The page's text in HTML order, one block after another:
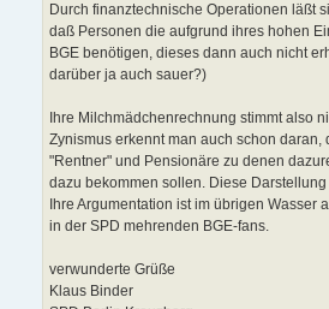
Durch finanztechnische Operationen läßt
daß Personen die aufgrund ihres hohen
BGE benötigen, dieses dann auch nicht
darüber ja auch sauer?)
Ihre Milchmädchenrechnung stimmt also
Zynismus erkennt man auch schon daran,
"Rentner" und Pensionäre zu denen
dazu bekommen sollen. Diese
Ihre Argumentation ist im übrigen Wasser
in der SPD mehrenden BGE-fans.
verwunderte Grüße
Klaus Binder